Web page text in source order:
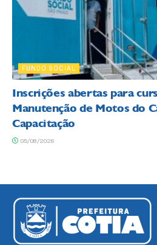
FUNDO SOCIAL
Inscrições abertas para
Manutenção de Motos do
Capacitação
05/08/2026